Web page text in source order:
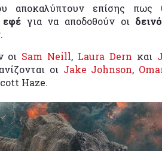
αποκαλύπτουν επίσης πως
για να αποδοθούν οι
.
οι Sam Neill, Laura Dern και
οι Jake Johnson,
Haze.